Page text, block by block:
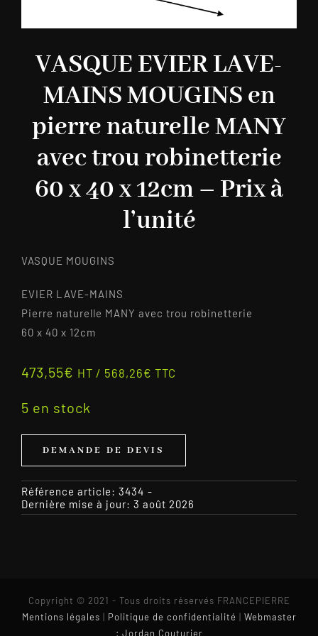
VASQUE EVIER LAVE-
MAINS MOUGINS en
pierre naturelle MANY
avec trou robinetterie
60 x 40 x 12cm – Prix à
l’unité
VASQUE MOUGINS
EVIER LAVE-MAINS
Pierre naturelle MANY avec trou robinetterie
60 x 40 x 12cm
473,55€ HT / 568,26€ TTC
5 en stock
DEMANDE DE DEVIS
Référence article: 3434 -
Dernière mise à jour: 3 août 2026
Copyright © 2021 - Tous droits réservés FRANCEPIERRE
Mentions légales | Politique de confidentialité | Webmaster
: Jordan Couturier